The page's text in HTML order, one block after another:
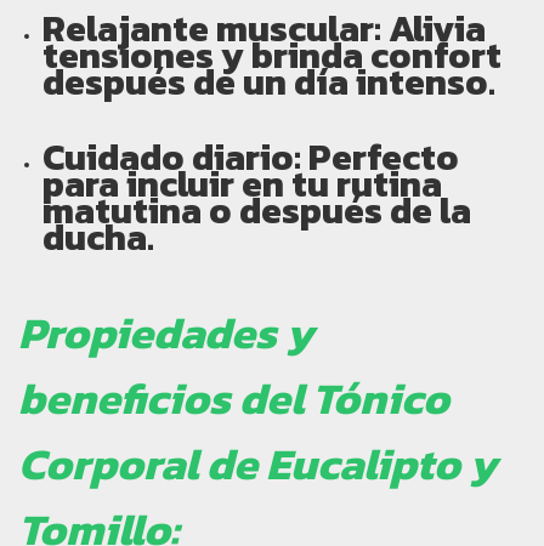
Relajante muscular:Alivia
tensiones y brinda confort
después de un día intenso.
Cuidado diario:Perfecto
para incluir en tu rutina
matutina o después de la
ducha.
Propiedades y
beneficios del Tónico
Corporal de Eucalipto y
Tomillo: